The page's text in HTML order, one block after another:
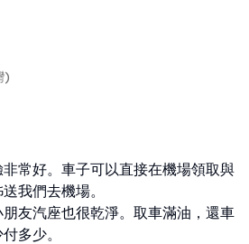
)
常好。車子可以直接在機場領取與
我們去機場。
友汽座也很乾淨。取車滿油，還車
多少。